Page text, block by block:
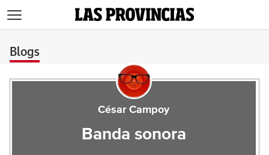
Blogs
César Campoy
Banda sonora